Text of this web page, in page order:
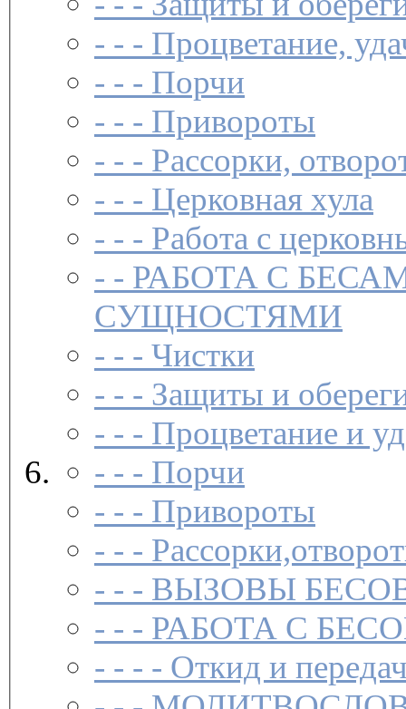
- - - Процветание,
- - - Порчи
- - - Привороты
- - - Рассорки,
- - - Церковная хула
- - - Работа с
- - РАБОТА С
СУЩНОСТЯМИ
- - - Чистки­
- - - Защиты и
- - - Процветание и
- - - Порчи
- - - Привороты
- - -
- - - ВЫЗОВЫ
- - - РАБОТА С
- - - - Откид и